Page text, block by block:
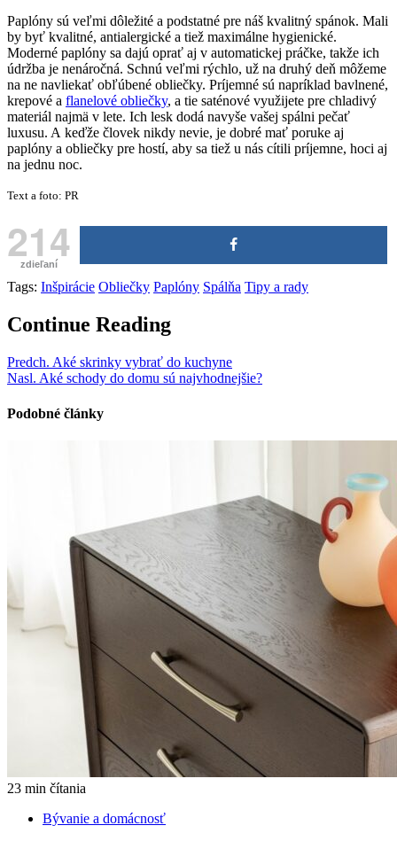
Paplóny sú veľmi dôležité a podstatné pre náš kvalitný spánok. Mali
by byť kvalitné, antialergické a tiež maximálne hygienické.
Moderné paplóny sa dajú oprať aj v automatickej práčke, takže ich
údržba je nenáročná. Schnú veľmi rýchlo, už na druhý deň môžeme
na ne navliekať obľúbené obliečky. Príjemné sú napríklad bavlnené,
krepové a flanelové obliečky, a tie saténové využijete pre chladivý
materiál najmä v lete. Ich lesk dodá navyše vašej spálni pečať
luxusu. A keďže človek nikdy nevie, je dobré mať poruke aj
paplóny a obliečky pre hostí, aby sa tiež u nás cítili príjemne, hoci aj
na jednu noc.
Text a foto: PR
214
zdieľaní
Tags: Inšpirácie Obliečky Paplóny Spálňa Tipy a rady
Continue Reading
Predch. Aké skrinky vybrať do kuchyne
Nasl. Aké schody do domu sú najvhodnejšie?
Podobné články
23 min čítania
Bývanie a domácnosť